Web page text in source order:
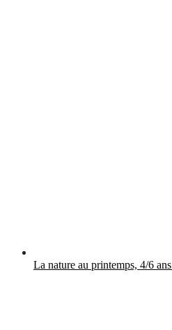
La nature au printemps, 4/6 ans